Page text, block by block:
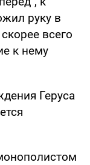
руку в
всего
к нему
Геруса